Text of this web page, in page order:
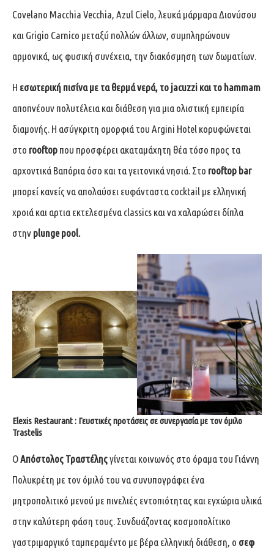
Covelano Macchia Vecchia, Azul Cielo, λευκά μάρμαρα Διονύσου
και Grigio Carnico μεταξύ πολλών άλλων, συμπληρώνουν
αρμονικά, ως φυσική συνέχεια, την διακόσμηση των δωματίων.
Η εσωτερική πισίνα με τα θερμά νερά, το jacuzzi και το hammam
αποπνέουν πολυτέλεια και διάθεση για μια ολιστική εμπειρία
διαμονής. H ασύγκριτη ομορφιά του Argini Hotel κορυφώνεται
στο rooftop που προσφέρει ακαταμάχητη θέα τόσο προς τα
αρχοντικά Βαπόρια όσο και τα γειτονικά νησιά. Στο rooftop bar
μπορεί κανείς να απολαύσει ευφάνταστα cocktail με ελληνική
χροιά και αρτια εκτελεσμένα classics και να χαλαρώσει δίπλα
στην plunge pool.
Elexis Restaurant : Γευστικές προτάσεις σε συνεργασία με τον όμιλο
Trastelis
ΟΑπόστολος Τραστέληςγίνεται κοινωνός στο όραμα του Γιάννη
Πολυκρέτη με τον όμιλό του να συνυπογράφει ένα
μητροπολιτικό μενού με πινελιές εντοπιότητας και εγχώρια υλικά
στην καλύτερη φάση τους. Συνδυάζοντας κοσμοπολίτικο
γαστριμαργικό ταμπεραμέντο με βέρα ελληνική διάθεση, ο σεφ